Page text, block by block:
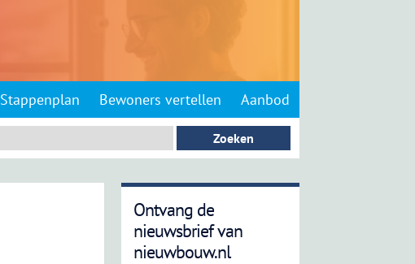
Stappenplan Bewoners vertellen Aanbod
Ontvang de
nieuwsbrief van
nieuwbouw.nl